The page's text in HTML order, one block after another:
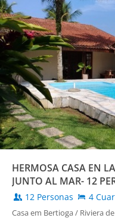
HERMOSA CASA EN
JUNTO AL MAR- 12
12 Personas 4
Casa em Bertioga / Riviera